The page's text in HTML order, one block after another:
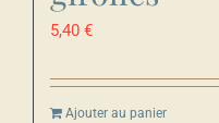
5,40 €
Ajouter au panier